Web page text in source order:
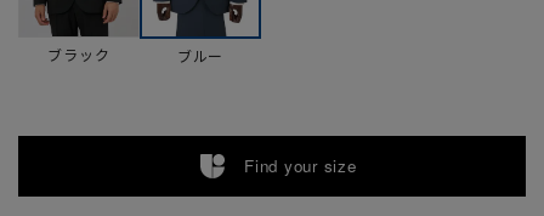
ブラック ブルー
Find your size